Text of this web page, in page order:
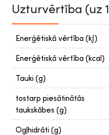
Uzturvērtība (uz
Enerģētiskā vērtība (kJ)
Enerģētiskā vērtība (kcal)
Tauki (g)
tostarp piesātinātās
taukskābes (g)
Ogļhidrāti (g)